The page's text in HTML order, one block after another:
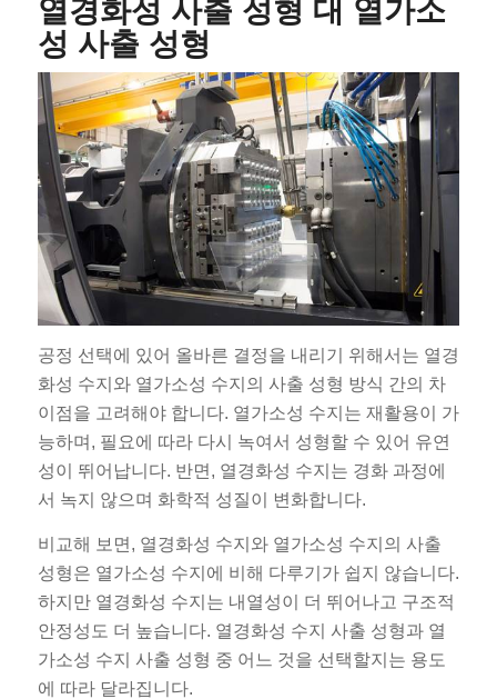
열경화성 사출 성형 대 열가소
성 사출 성형
공정 선택에 있어 올바른 결정을 내리기 위해서는 열경
화성 수지와 열가소성 수지의 사출 성형 방식 간의 차
이점을 고려해야 합니다. 열가소성 수지는 재활용이 가
능하며, 필요에 따라 다시 녹여서 성형할 수 있어 유연
성이 뛰어납니다. 반면, 열경화성 수지는 경화 과정에
서 녹지 않으며 화학적 성질이 변화합니다.
비교해 보면, 열경화성 수지와 열가소성 수지의 사출
성형은 열가소성 수지에 비해 다루기가 쉽지 않습니다.
하지만 열경화성 수지는 내열성이 더 뛰어나고 구조적
안정성도 더 높습니다. 열경화성 수지 사출 성형과 열
가소성 수지 사출 성형 중 어느 것을 선택할지는 용도
에 따라 달라집니다.